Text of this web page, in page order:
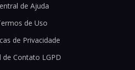
de Ajuda
de Uso
de Privacidade
de Contato LGPD